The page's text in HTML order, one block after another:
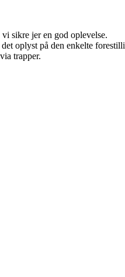
sikre jer en god oplevelse.
oplyst på den enkelte
trapper.